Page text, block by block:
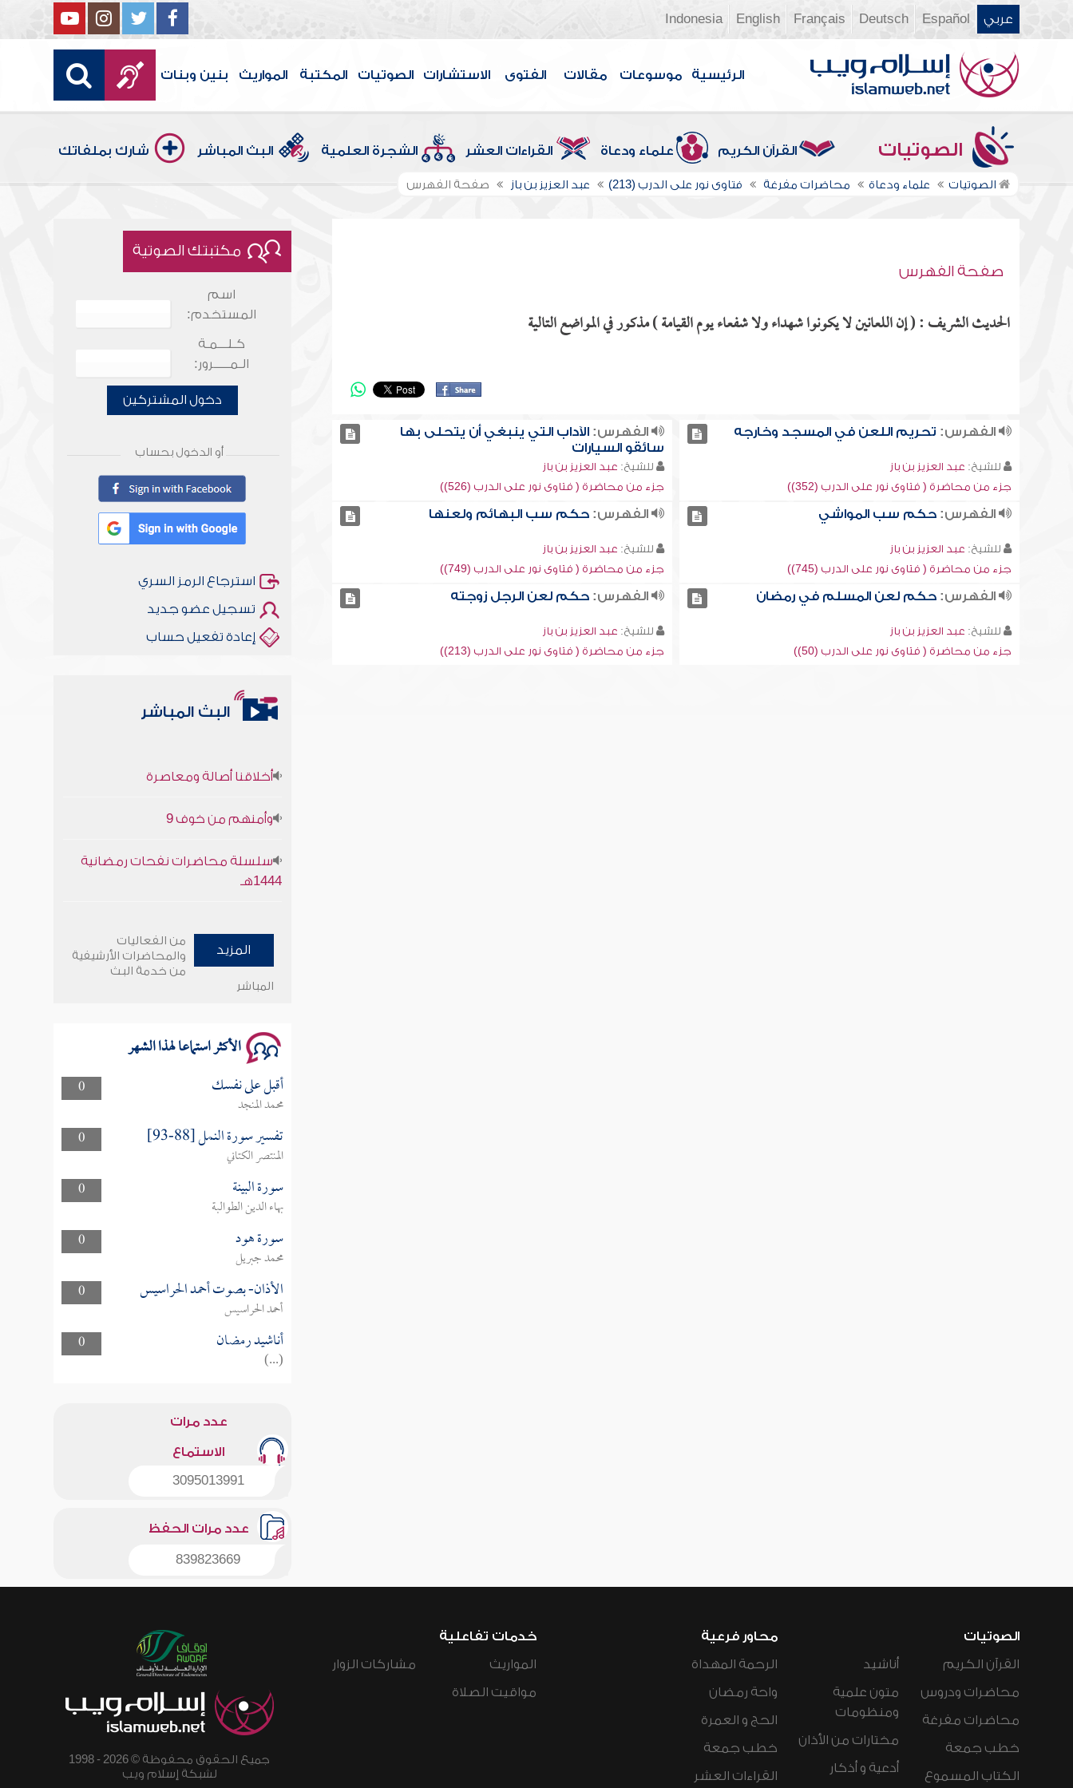
عربي Español
Deutsch
Français
English
Indonesia
الرئيسية موسوعات مقالات الفتوى الاستشارات الصوتيات المكتبة المواريث بنين وبنات
الصوتيات القرآن الكريم علماء ودعاة القراءات العشر الشجرة العلمية البث المباشر شارك بملفاتك
الصوتيات علماء ودعاة محاضرات مفرغة فتاوى نور على الدرب (213) عبد العزيز بن باز صفحة الفهرس
صفحة الفهرس
الحديث الشريف : ( إن اللعانين لا يكونوا شهداء ولا شفعاء يوم القيامة ) مذكور في المواضع التالية
الفهرس: تحريم اللعن في المسجد وخارجه
للشيخ: عبد العزيز بن باز
جزء من محاضرة ( فتاوى نور على الدرب (352))
الفهرس: الآداب التي ينبغي أن يتحلى بها
سائقو السيارات
للشيخ: عبد العزيز بن باز
جزء من محاضرة ( فتاوى نور على الدرب (526))
الفهرس:حكم سب المواشي
للشيخ: عبد العزيز بن باز
جزء من محاضرة ( فتاوى نور على الدرب (745))
الفهرس: حكم سب البهائم ولعنها
للشيخ: عبد العزيز بن باز
جزء من محاضرة ( فتاوى نور على الدرب (749))
الفهرس:حكم لعن المسلم في رمضان
للشيخ: عبد العزيز بن باز
جزء من محاضرة ( فتاوى نور على الدرب (50))
الفهرس: حكم لعن الرجل زوجته
للشيخ: عبد العزيز بن باز
جزء من محاضرة ( فتاوى نور على الدرب (213))
مكتبتك الصوتية
اسم
المستخدم:
كـلـــمـة
الـمـــــرور:
دخول المشتركين
أو الدخول بحساب
استرجاع الرمز السري
تسجيل عضو جديد
إعادة تفعيل حساب
البث المباشر
1444هـ
وأمنهم من خوف 9
المزيد
من الفعاليات
والمحاضرات الأرشيفية
من خدمة البث
المباشر
الأكثر استماعا لهذا الشهر
0 أقبل على نفسك
محمد المنجد
0
تفسير سورة النمل [88-93]
المنتصر الكتاني
0
سورة البينة
بهاء الدين الطوالبة
0
سورة هود
محمد جبريل
0
الأذان- بصوت أحمد الحراسيس
أحمد الحراسيس
0
أناشيد رمضان
(...)
عدد مرات
الاستماع
3095013991
عدد مرات الحفظ
839823669
الصوتيات
القرآن الكريم
محاضرات ودروس
محاضرات مفرغة
خطب جمعة
الكتاب المسموع
أناشيد
متون علمية
ومنظومات
مختارات من الأذان
أدعية و أذكار
محاور فرعية
الرحمة المهداة
واحة رمضان
الحج و العمرة
خطب جمعة
القراءات العشر
خدمات تفاعلية
المواريث
مواقيت الصلاة
مشاركات الزوار
جميع الحقوق محفوظة © 2026 - 1998
لشبكة إسلام ويب